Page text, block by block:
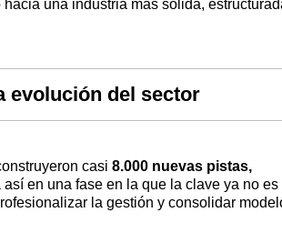
una industria más sólida,
evolución del sector
casi 8.000 nuevas pistas,
en una fase en la que la clave ya no es
la gestión y consolidar